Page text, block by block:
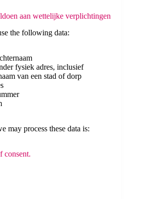
aan wettelijke verplichtingen
the following data:
fysiek adres, inclusief
van een stad of dorp
may process these data is:
consent.